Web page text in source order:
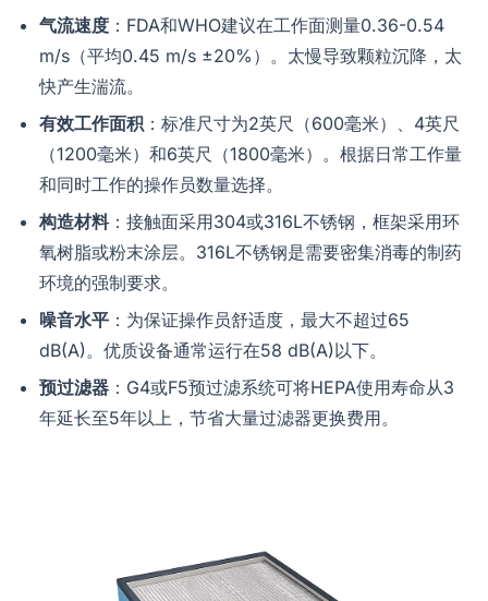
气流速度 ：FDA和WHO建议在工作面测量0.36-0.54
m/s（平均0.45 m/s ±20%）。太慢导致颗粒沉降，太
快产生湍流。
有效工作面积 ：标准尺寸为2英尺（600毫米）、4英尺
（1200毫米）和6英尺（1800毫米）。根据日常工作量
和同时工作的操作员数量选择。
构造材料：接触面采用304或316L不锈钢，框架采用环
氧树脂或粉末涂层。316L不锈钢是需要密集消毒的制药
环境的强制要求。
噪音水平 ：为保证操作员舒适度，最大不超过65
dB(A)。优质设备通常运行在58 dB(A)以下。
预过滤器 ：G4或F5预过滤系统可将HEPA使用寿命从3
年延长至5年以上，节省大量过滤器更换费用。